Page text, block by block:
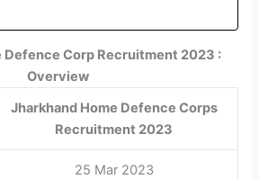
Defence Corp Recruitment 2023 :
Overview
Jharkhand Home Defence Corps
Recruitment 2023
25 Mar 2023